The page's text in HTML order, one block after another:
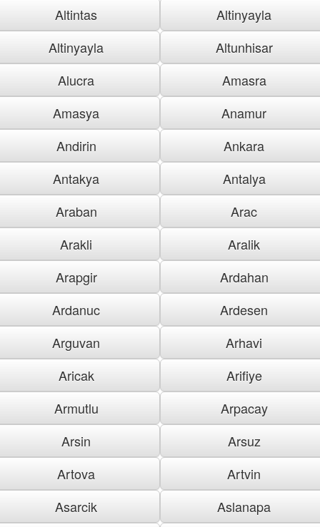
Altintas
Altinyayla
Altinyayla
Altunhisar
Alucra
Amasra
Amasya
Anamur
Andirin
Ankara
Antakya
Antalya
Araban
Arac
Arakli
Aralik
Arapgir
Ardahan
Ardanuc
Ardesen
Arguvan
Arhavi
Aricak
Arifiye
Armutlu
Arpacay
Arsin
Arsuz
Artova
Artvin
Asarcik
Aslanapa